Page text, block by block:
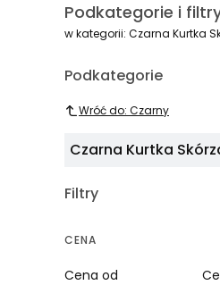
Podkategorie i
w kategorii: Czarna Kurtka
Podkategorie
Wróć do: Czarny
Czarna Kurtka
Filtry
CENA
Cena od